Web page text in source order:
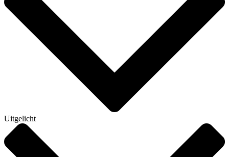
Uitgelicht